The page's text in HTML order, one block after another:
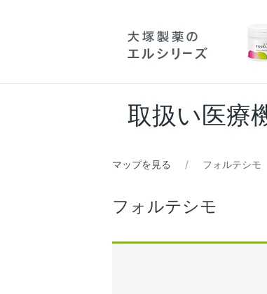
取扱い医療
マップを見る フォルテシモ
フォルテシモ